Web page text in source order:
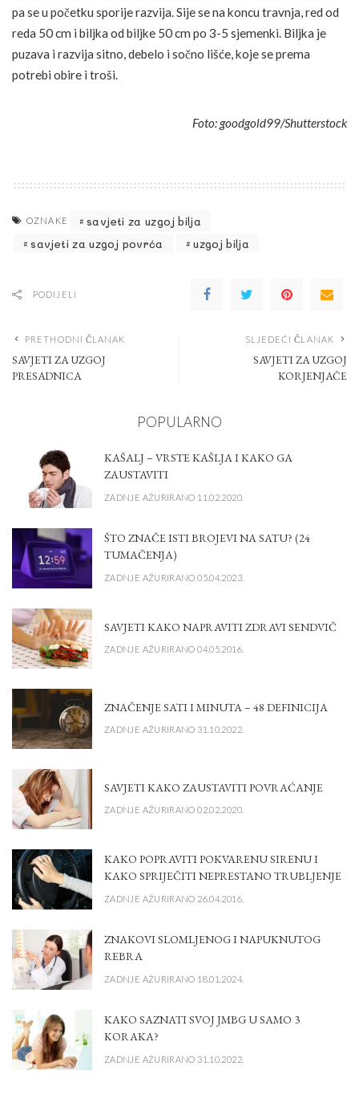
pa se u početku sporije razvija. Sije se na koncu travnja, red od
reda 50 cm i biljka od biljke 50 cm po 3-5 sjemenki. Biljka je
puzava i razvija sitno, debelo i sočno lišće, koje se prema
potrebi obire i troši.
Foto: goodgold99/Shutterstock
OZNAKE
savjeti za uzgoj bilja
savjeti za uzgoj povrća
uzgoj bilja
PODIJELI
PRETHODNI ČLANAK
SAVJETI ZA UZGOJ
PRESADNICA
SLJEDEĆI ČLANAK
SAVJETI ZA UZGOJ
KORJENJAČE
POPULARNO
KAŠALJ – VRSTE KAŠLJA I KAKO GA
ZAUSTAVITI
ZADNJE AŽURIRANO 11.02.2020.
ŠTO ZNAČE ISTI BROJEVI NA SATU? (24
TUMAČENJA)
ZADNJE AŽURIRANO 05.04.2023.
SAVJETI KAKO NAPRAVITI ZDRAVI SENDVIČ
ZADNJE AŽURIRANO 04.05.2016.
ZNAČENJE SATI I MINUTA – 48 DEFINICIJA
ZADNJE AŽURIRANO 31.10.2022.
SAVJETI KAKO ZAUSTAVITI POVRAĆANJE
ZADNJE AŽURIRANO 02.02.2020.
KAKO POPRAVITI POKVARENU SIRENU I
KAKO SPRIJEČITI NEPRESTANO TRUBLJENJE
ZADNJE AŽURIRANO 26.04.2016.
ZNAKOVI SLOMLJENOG I NAPUKNUTOG
REBRA
ZADNJE AŽURIRANO 18.01.2024.
KAKO SAZNATI SVOJ JMBG U SAMO 3
KORAKA?
ZADNJE AŽURIRANO 31.10.2022.